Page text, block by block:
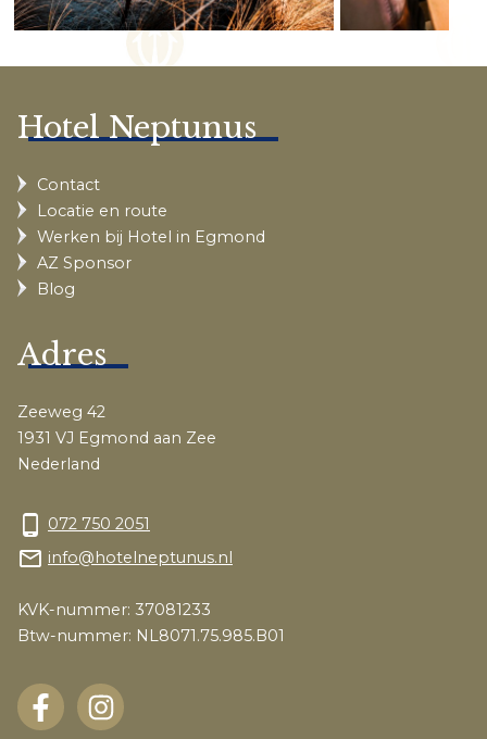
Hotel Neptunus
Contact
Locatie en route
Werken bij Hotel in Egmond
AZ Sponsor
Blog
Adres
Zeeweg 42
1931 VJ Egmond aan Zee
Nederland
phone_android 072 750 2051
mail_outline info@hotelneptunus.nl
KVK-nummer: 37081233
Btw-nummer: NL8071.75.985.B01